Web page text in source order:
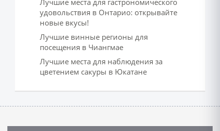
Лучшие места для гастрономического
удовольствия в Онтарио: открывайте
новые вкусы!
Лучшие винные регионы для
посещения в Чиангмае
Лучшие места для наблюдения за
цветением сакуры в Юкатане